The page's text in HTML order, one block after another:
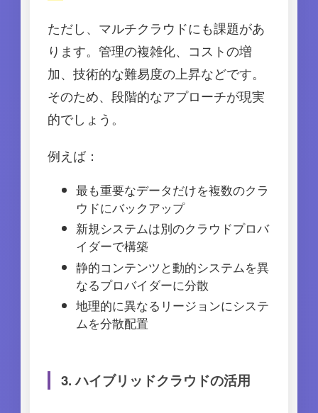
ただし、マルチクラウドにも課題があ
ります。管理の複雑化、コストの増
加、技術的な難易度の上昇などです。
そのため、段階的なアプローチが現実
的でしょう。
例えば：
最も重要なデータだけを複数のクラ
ウドにバックアップ
新規システムは別のクラウドプロバ
イダーで構築
静的コンテンツと動的システムを異
なるプロバイダーに分散
地理的に異なるリージョンにシステ
ムを分散配置
3. ハイブリッドクラウドの活用